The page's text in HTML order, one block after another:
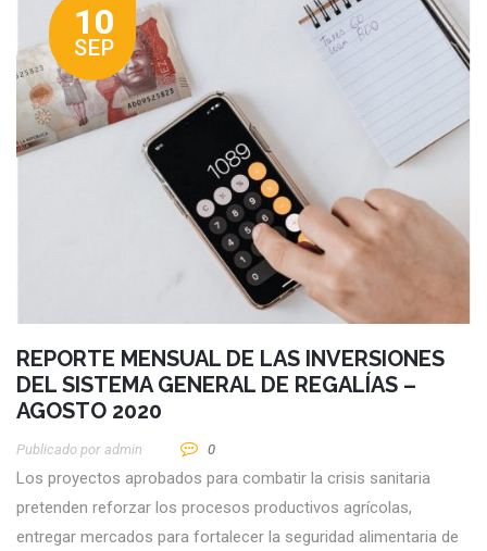
10
SEP
REPORTE MENSUAL DE LAS INVERSIONES
DEL SISTEMA GENERAL DE REGALÍAS –
AGOSTO 2020
Publicado por Admin 0
Los proyectos aprobados para combatir la crisis sanitaria
pretenden reforzar los procesos productivos agrícolas,
entregar mercados para fortalecer la seguridad alimentaria de